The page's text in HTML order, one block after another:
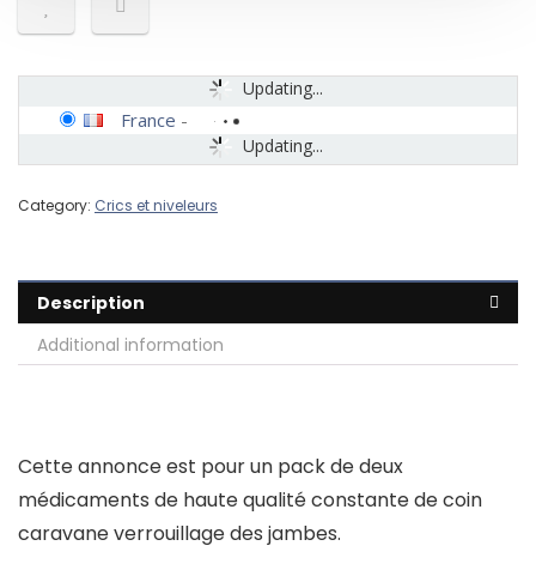
Updating...
Updating...
France -
Category: Crics et niveleurs
Description
Additional information
Cette annonce est pour un pack de deux
médicaments de haute qualité constante de coin
caravane verrouillage des jambes.